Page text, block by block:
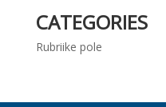
CATEGORIES
Rubriike pole